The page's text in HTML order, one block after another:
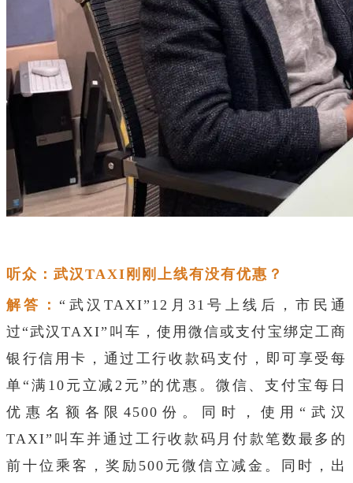
听众：武汉TAXI刚刚上线有没有优惠？
解答： “武汉TAXI”12月31号上线后，市民通
过“武汉TAXI”叫车，使用微信或支付宝绑定工商
银行信用卡，通过工行收款码支付，即可享受每
单“满10元立减2元”的优惠。微信、支付宝每日
优惠名额各限4500份。同时，使用“武汉
TAXI”叫车并通过工行收款码月付款笔数最多的
前十位乘客，奖励500元微信立减金。同时，出